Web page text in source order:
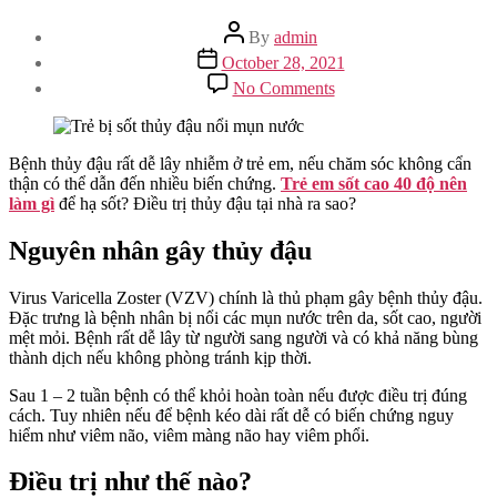
Post
author
By admin
Post
date
October 28, 2021
No Commentson
Bệnh
Trẻ
Em
Sốt
Làm
Gì?
Bệnh thủy đậu rất dễ lây nhiễm ở trẻ em, nếu chăm sóc không cẩn
thận có thể dẫn đến nhiều biến chứng. Trẻ em sốt cao 40 độ nên
làm gì để hạ sốt? Điều trị thủy đậu tại nhà ra sao?
Nguyên nhân gây thủy đậu
Virus Varicella Zoster (VZV) chính là thủ phạm gây bệnh thủy đậu.
Đặc trưng là bệnh nhân bị nổi các mụn nước trên da, sốt cao, người
mệt mỏi. Bệnh rất dễ lây từ người sang người và có khả năng bùng
thành dịch nếu không phòng tránh kịp thời.
Sau 1 – 2 tuần bệnh có thể khỏi hoàn toàn nếu được điều trị đúng
cách. Tuy nhiên nếu để bệnh kéo dài rất dễ có biến chứng nguy
hiểm như viêm não, viêm màng não hay viêm phổi.
Điều trị như thế nào?